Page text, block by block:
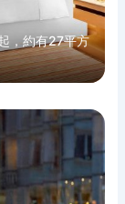
，約有27平方